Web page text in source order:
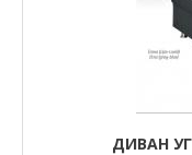
ДИВАН